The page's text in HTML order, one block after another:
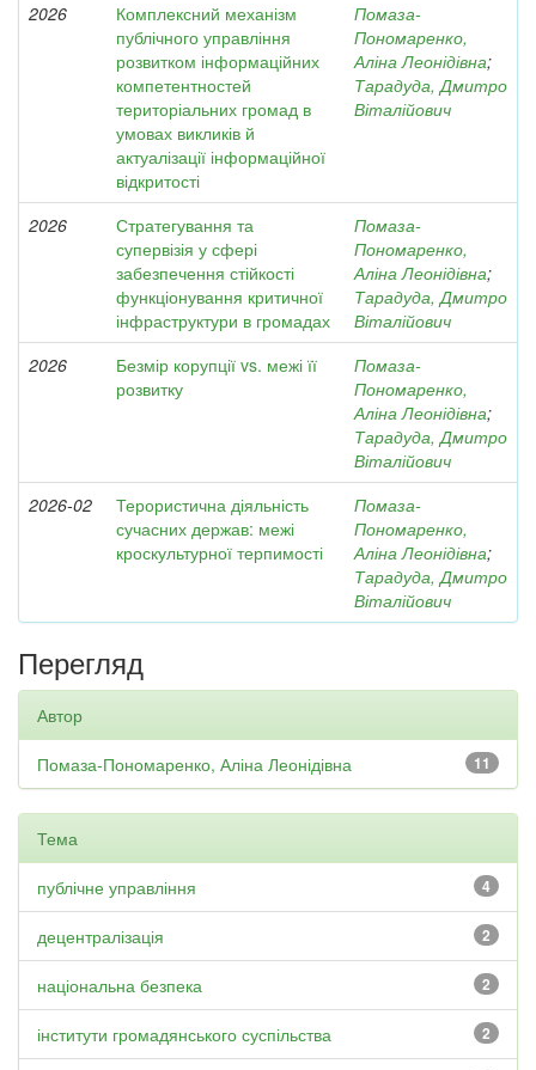
2026
Комплексний механізм
публічного управління
розвитком інформаційних
компетентностей
територіальних громад в
умовах викликів й
актуалізації інформаційної
відкритості
Помаза-
Пономаренко,
Аліна Леонідівна;
Тарадуда, Дмитро
Віталійович
2026
Стратегування та
супервізія у сфері
забезпечення стійкості
функціонування критичної
інфраструктури в громадах
Помаза-
Пономаренко,
Аліна Леонідівна;
Тарадуда, Дмитро
Віталійович
2026
Безмір корупції vs. межі її
розвитку
Помаза-
Пономаренко,
Аліна Леонідівна;
Тарадуда, Дмитро
Віталійович
2026-02
Терористична діяльність
сучасних держав: межі
кроскультурної терпимості
Помаза-
Пономаренко,
Аліна Леонідівна;
Тарадуда, Дмитро
Віталійович
Перегляд
Автор
11
Помаза-Пономаренко, Аліна Леонідівна
Тема
4
публічне управління
2
децентралізація
2
національна безпека
2
інститути громадянського суспільства